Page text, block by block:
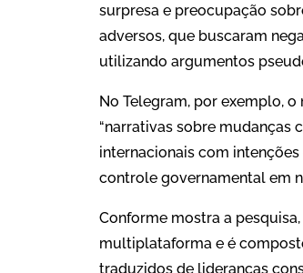
surpresa e preocupação
adversos, que buscaram
utilizando argumentos
No Telegram, por exemplo,
“narrativas sobre mudanças
internacionais com
controle governamental em
Conforme mostra a
multiplataforma e é
traduzidos de lideranças